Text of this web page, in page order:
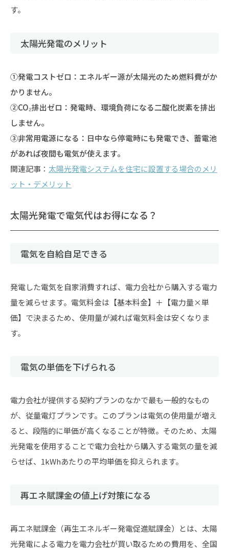
す。
太陽光発電のメリット
①発電コストゼロ：エネルギー源が太陽光のため燃料費がか
かりません。
②CO₂排出ゼロ：発電時、環境負荷になる二酸化炭素を排出
しません。
③非常用電源になる：日中なら停電時にも発電でき、蓄電池
があれば夜間も電気が使えます。
関連記事： 太陽光発電システムを住宅に設置する場合のメリ
ット・デメリット
太陽光発電で電気代はお得になる？
電気を自給自足できる
発電した電気を自家消費すれば、電力会社から購入する電力
量を減らせます。電気料金は【基本料金】＋【電力量×単
価】で決まるため、使用量が減れば電気料金は安くなりま
す。
電気の単価を下げられる
電力会社が提供する契約プランのなかで最も一般的なもの
が、従量電灯プランです。このプランは電気の使用量が増え
ると、段階的に単価が高くなることが特徴。そのため、太陽
光発電を使用することで電力会社から購入する電気の量を減
らせば、1kWhあたりの平均単価を抑えられます。
再エネ賦課金の値上げ対策になる
再エネ賦課金（再生エネルギー発電促進賦課金）とは、太陽
光発電による電力を電力会社が買い取るための費用を、全国